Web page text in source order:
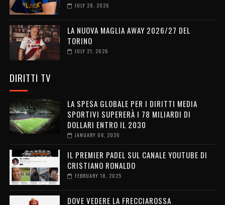
JULY 28, 2026
LA NUOVA MAGLIA AWAY 2026/27 DEL
TORINO
JULY 21, 2026
DIRITTI TV
LA SPESA GLOBALE PER I DIRITTI MEDIA
SPORTIVI SUPERERÀ I 78 MILIARDI DI
DOLLARI ENTRO IL 2030
JANUARY 06, 2026
IL PREMIER PADEL SUL CANALE YOUTUBE DI
CRISTIANO RONALDO
FEBRUARY 18, 2025
DOVE VEDERE LA FRECCIAROSSA